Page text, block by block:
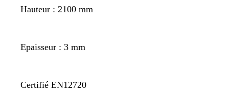
Hauteur : 2100 mm
Epaisseur : 3 mm
Certifié EN12720